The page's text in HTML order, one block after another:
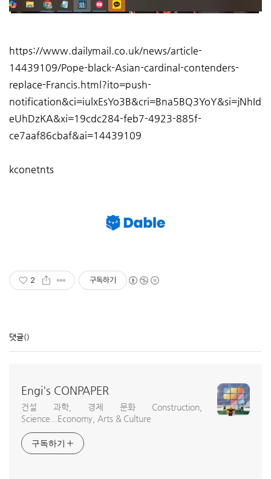
https://www.dailymail.co.uk/news/article-
14439109/Pope-black-Asian-cardinal-contenders-
replace-Francis.html?ito=push-
notification&ci=iulxEsYo3B&cri=Bna5BQ3YoY&si=jNhId
eUhDzKA&xi=19cdc284-feb7-4923-885f-
ce7aaf86cbaf&ai=14439109
kconetnts
2 구독하기
댓글()
Engi's CONPAPER
건설 과학, 경제 문화 Construction,
Science...Economy, Arts & Culture
구독하기